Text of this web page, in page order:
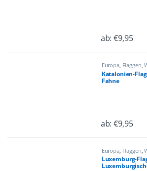
ab:€9,95
Dieses
Europa, Flaggen ,
Katalonien-
Fahne
ab:€9,95
Dieses
Europa, Flaggen ,
Luxemburg-